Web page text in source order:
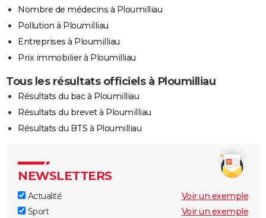
Nombre de médecins à Ploumilliau
Pollution à Ploumilliau
Entreprises à Ploumilliau
Prix immobilier à Ploumilliau
Tous les résultats officiels à Ploumilliau
Résultats du bac à Ploumilliau
Résultats du brevet à Ploumilliau
Résultats du BTS à Ploumilliau
NEWSLETTERS
Actualité
Voir un exemple
Sport
Voir un exemple